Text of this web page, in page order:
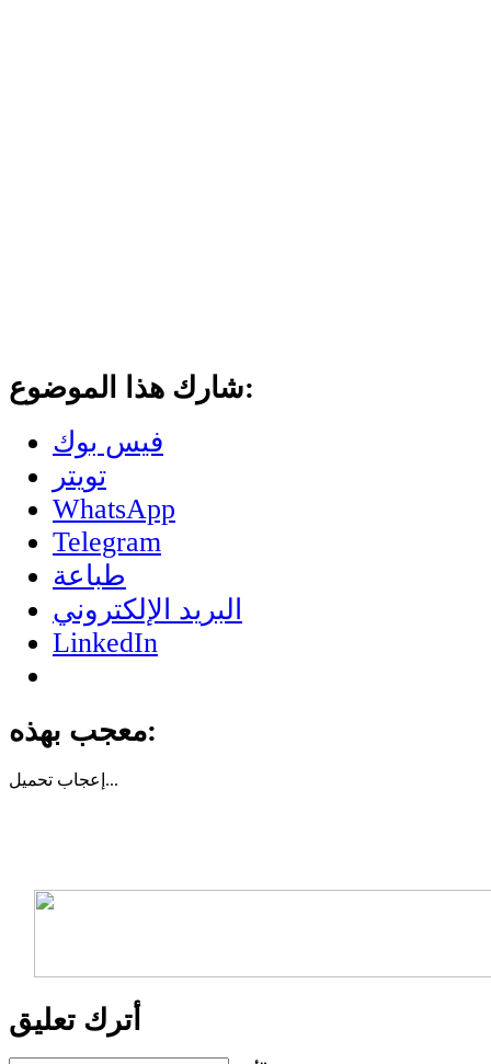
شارك هذا الموضوع:
فيس بوك
تويتر
WhatsApp
Telegram
طباعة
البريد الإلكتروني
LinkedIn
معجب بهذه:
إعجاب تحميل...
أترك تعليق